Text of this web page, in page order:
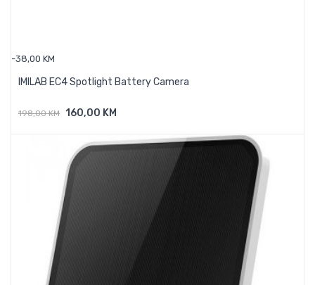
-38,00 KM
IMILAB EC4 Spotlight Battery Camera
198,00 KM 160,00 KM
Dodaj U Košaricu